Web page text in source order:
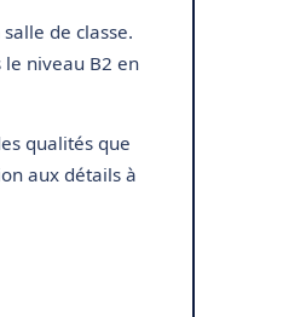
de classe.
le niveau B2 en
qualités que
aux détails à